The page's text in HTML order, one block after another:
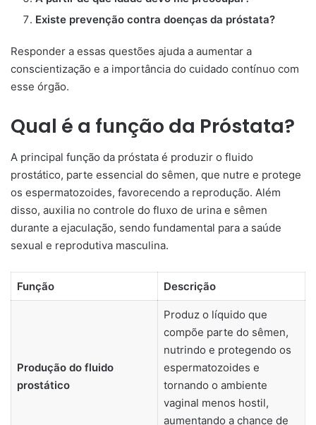
Existe prevenção contra doenças da próstata?
Responder a essas questões ajuda a aumentar a
conscientização e a importância do cuidado contínuo com
esse órgão.
Qual é a função da Próstata?
A principal função da próstata é produzir o fluido
prostático, parte essencial do sêmen, que nutre e protege
os espermatozoides, favorecendo a reprodução. Além
disso, auxilia no controle do fluxo de urina e sêmen
durante a ejaculação, sendo fundamental para a saúde
sexual e reprodutiva masculina.
Função Descrição
Produção do fluido
prostático
Produz o líquido que
compõe parte do sêmen,
nutrindo e protegendo os
espermatozoides e
tornando o ambiente
vaginal menos hostil,
aumentando a chance de